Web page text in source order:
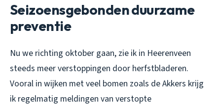
Seizoensgebonden duurzame
preventie
Nu we richting oktober gaan, zie ik in Heerenveen
steeds meer verstoppingen door herfstbladeren.
Vooral in wijken met veel bomen zoals de Akkers krijg
ik regelmatig meldingen van verstopte